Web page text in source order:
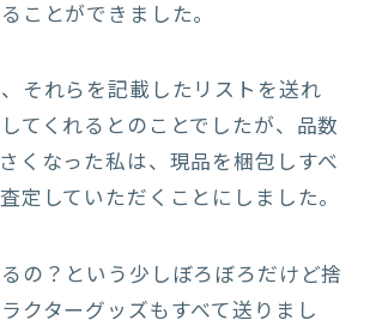
ことができました。
それらを記載したリストを送れ
てくれるとのことでしたが、品数
くなった私は、現品を梱包しすべ
定していただくことにしました。
の？という少しぼろぼろだけど捨
クターグッズもすべて送りまし